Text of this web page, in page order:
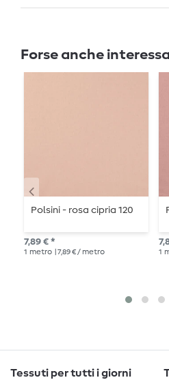
Forse anche
Polsini - rosa cipria 120
7,89 € *
1 metro | 7,89 € / metro 1
Tessuti per tutti i giorni